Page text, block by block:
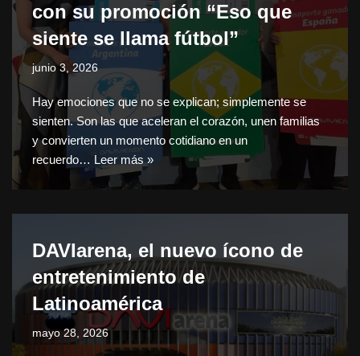
con su promoción “Eso que
siente se llama fútbol”
junio 3, 2026
Hay emociones que no se explican; simplemente se
sienten. Son las que aceleran el corazón, unen familias
y convierten un momento cotidiano en un
recuerdo… Leer más »
DAVIarena, el nuevo ícono de
entretenimiento de
Latinoamérica
mayo 28, 2026